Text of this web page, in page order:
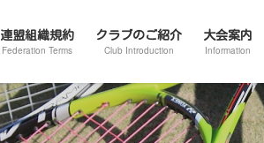
連盟組織規約
Federation Terms
クラブのご紹介
Club Introduction
大会案内
Information